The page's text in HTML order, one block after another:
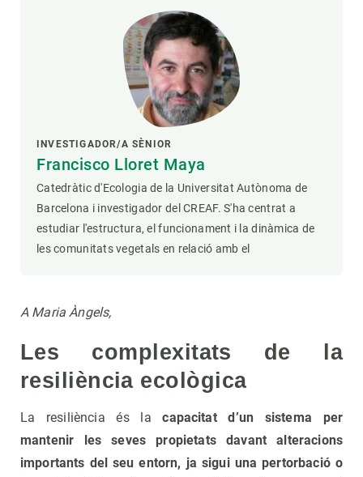
INVESTIGADOR/A SÈNIOR
Francisco Lloret Maya
Catedràtic d'Ecologia de la Universitat Autònoma de
Barcelona i investigador del CREAF. S'ha centrat a
estudiar l'estructura, el funcionament i la dinàmica de
les comunitats vegetals en relació amb el
A Maria Àngels,
Les complexitats de la
resiliència ecològica
La resiliència és lacapacitat d’un sistema per
mantenir les seves propietats davant alteracions
importants del seu entorn, ja sigui una pertorbació o